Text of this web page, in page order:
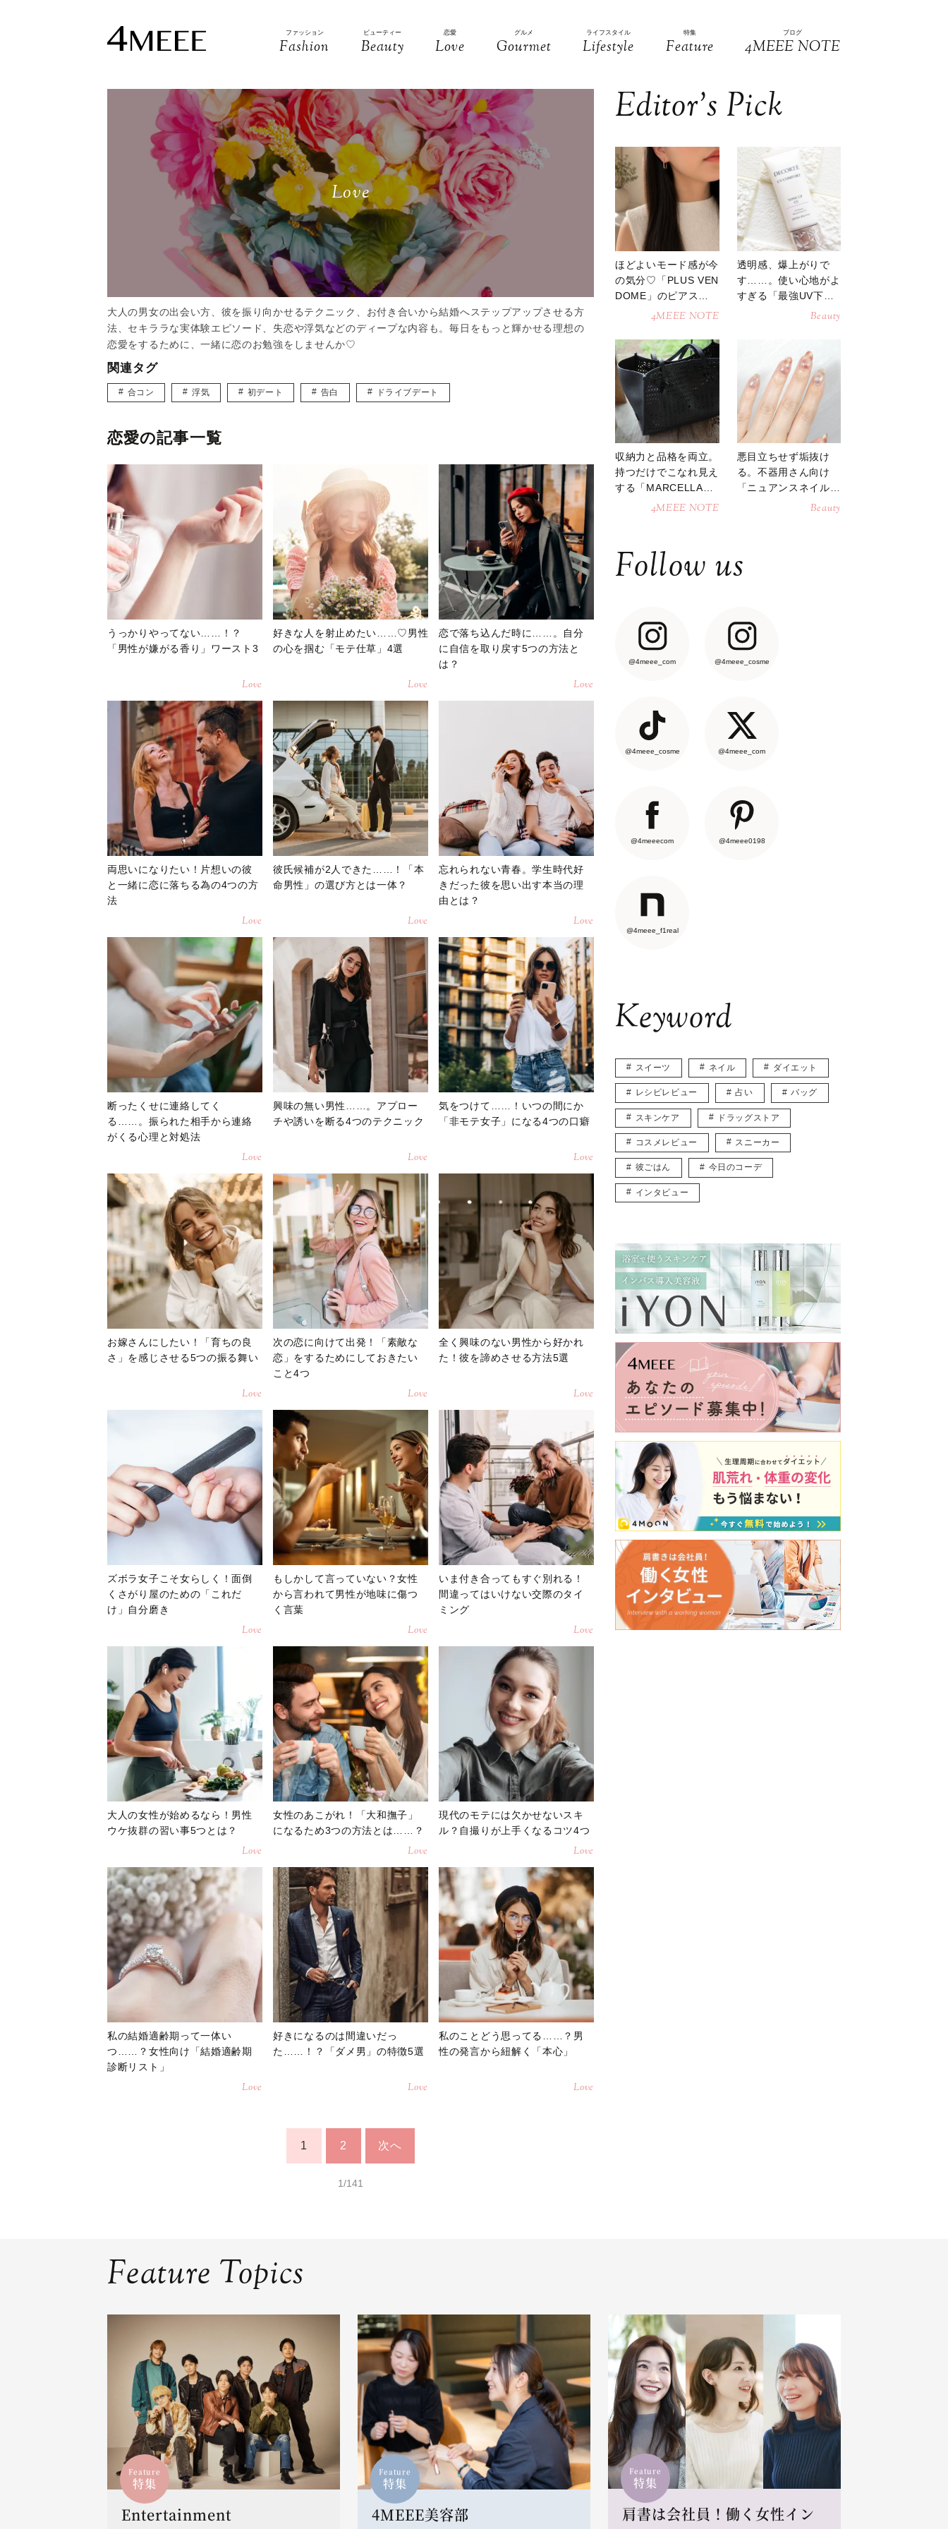
ファッション
Fashion
ビューティー
Beauty
恋愛
Love
グルメ
Gourmet
ライフスタイル
Lifestyle
特集
Feature
ブログ
4MEEE NOTE
Love
大人の男女の出会い方、彼を振り向かせるテクニック、お付き合いから結婚へステップアップさせる方
法、セキララな実体験エピソード、失恋や浮気などのディープな内容も。毎日をもっと輝かせる理想の
恋愛をするために、一緒に恋のお勉強をしませんか♡
関連タグ
合コン 浮気 初デート 告白 ドライブデート
恋愛の記事一覧
うっかりやってない……！？
「男性が嫌がる香り」ワースト3
Love
好きな人を射止めたい……♡男性
の心を掴む「モテ仕草」4選
Love
恋で落ち込んだ時に……。自分
に自信を取り戻す5つの方法と
は？
Love
両思いになりたい！片想いの彼
と一緒に恋に落ちる為の4つの方
法
Love
彼氏候補が2人できた……！「本
命男性」の選び方とは一体？
Love
忘れられない青春。学生時代好
きだった彼を思い出す本当の理
由とは？
Love
断ったくせに連絡してく
る……。振られた相手から連絡
がくる心理と対処法
Love
興味の無い男性……。アプロー
チや誘いを断る4つのテクニック
Love
気をつけて……！いつの間にか
「非モテ女子」になる4つの口癖
Love
お嫁さんにしたい！「育ちの良
さ」を感じさせる5つの振る舞い
Love
次の恋に向けて出発！「素敵な
恋」をするためにしておきたい
こと4つ
Love
全く興味のない男性から好かれ
た！彼を諦めさせる方法5選
Love
ズボラ女子こそ女らしく！面倒
くさがり屋のための「これだ
け」自分磨き
Love
もしかして言っていない？女性
から言われて男性が地味に傷つ
く言葉
Love
いま付き合ってもすぐ別れる！
間違ってはいけない交際のタイ
ミング
Love
大人の女性が始めるなら！男性
ウケ抜群の習い事5つとは？
Love
女性のあこがれ！「大和撫子」
になるため3つの方法とは……？
Love
現代のモテには欠かせないスキ
ル？自撮りが上手くなるコツ4つ
Love
私の結婚適齢期って一体い
つ……？女性向け「結婚適齢期
診断リスト」
Love
好きになるのは間違いだっ
た……！？「ダメ男」の特徴5選
Love
私のことどう思ってる……？男
性の発言から紐解く「本心」
Love
1 2 次へ
1/141
Editor’s Pick
ほどよいモード感が今
の気分♡「PLUS VEN
DOME」のピアスが
4MEEE NOTE
透明感、爆上がりで
す……。使い心地がよ
すぎる「最強UV下
Beauty
収納力と品格を両立。
持つだけでこなれ見え
する「MARCELLAト
ートバッグ」4MEEE NOTE
悪目立ちせず垢抜け
る。不器用さん向け
「ニュアンスネイル」
Beauty
Follow us
@4meee_com @4meee_cosme
@4meee_cosme @4meee_com
@4meeecom @4meee0198
@4meee_f1real
Keyword
スイーツ ネイル ダイエット
レシピレビュー 占い バッグ
スキンケア ドラッグストア
コスメレビュー スニーカー
彼ごはん 今日のコーデ
インタビュー
Feature Topics
Feature
特集
Entertainment
Feature
特集
4MEEE美容部
Feature
特集
肩書は会社員！働く女性イン